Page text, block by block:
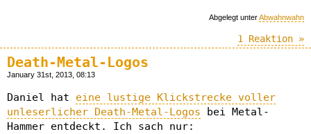
Abgelegt unterAbwahnwahn
1 Reaktion »
Death-Metal-Logos
January 31st, 2013, 08:13
Daniel hat eine lustige Klickstrecke voller
unleserlicher Death-Metal-Logos bei Metal-
Hammer entdeckt. Ich sach nur: